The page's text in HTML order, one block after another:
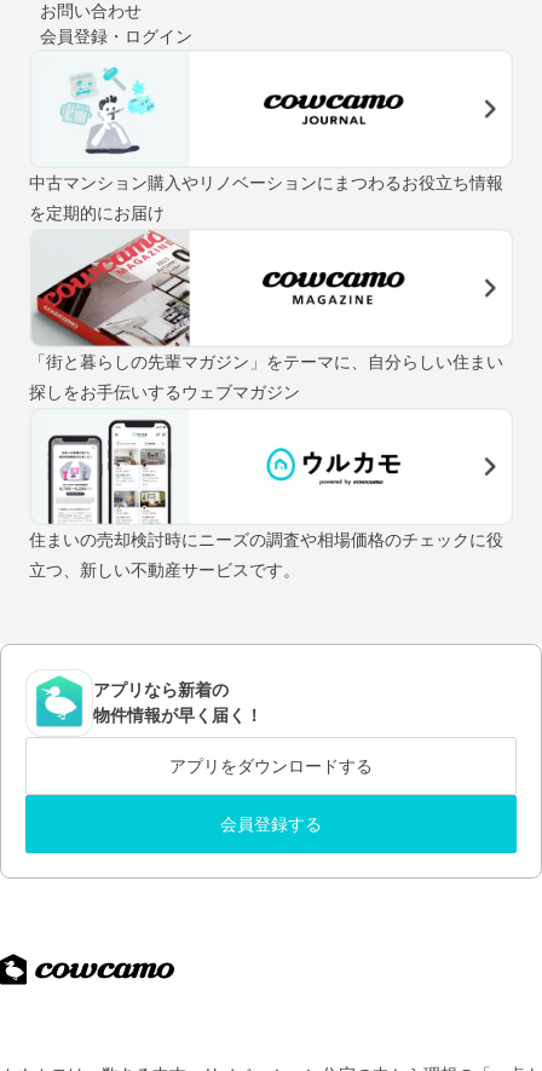
お問い合わせ
会員登録・ログイン
中古マンション購入やリノベーションにまつわるお役立ち情報
を定期的にお届け
「街と暮らしの先輩マガジン」をテーマに、自分らしい住まい
探しをお手伝いするウェブマガジン
住まいの売却検討時にニーズの調査や相場価格のチェックに役
立つ、新しい不動産サービスです。
アプリなら新着の
物件情報が早く届く！
アプリをダウンロードする
会員登録する